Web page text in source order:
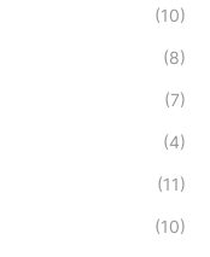
(10)
(8)
(7)
(4)
(11)
(10)